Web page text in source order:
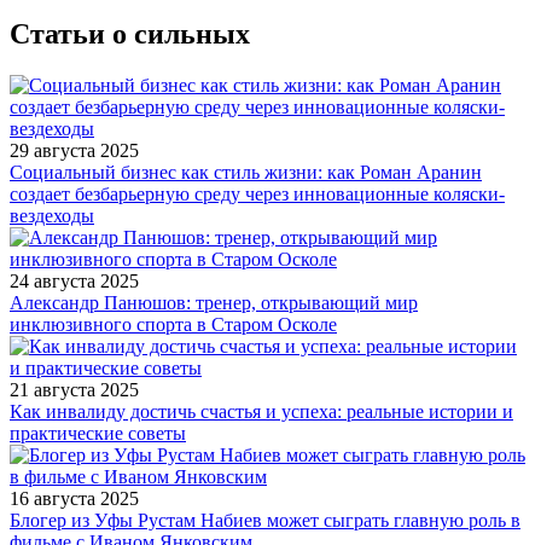
Статьи о сильных
29 августа 2025
Социальный бизнес как стиль жизни: как Роман Аранин
создает безбарьерную среду через инновационные коляски-
вездеходы
24 августа 2025
Александр Панюшов: тренер, открывающий мир
инклюзивного спорта в Старом Осколе
21 августа 2025
Как инвалиду достичь счастья и успеха: реальные истории и
практические советы
16 августа 2025
Блогер из Уфы Рустам Набиев может сыграть главную роль в